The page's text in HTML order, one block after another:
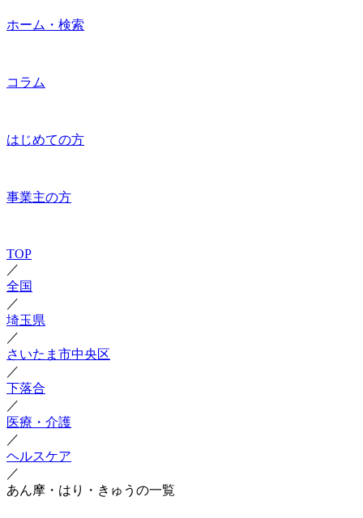
ホーム・検索
コラム
はじめての方
事業主の方
TOP
／
全国
／
埼玉県
／
さいたま市中央区
／
下落合
／
医療・介護
／
ヘルスケア
／
あん摩・はり・きゅうの一覧